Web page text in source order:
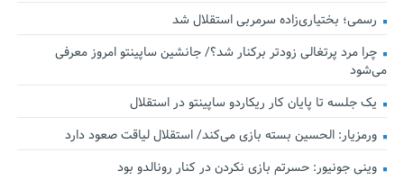
رسمی؛ بختیاری‌زاده سرمربی استقلال شد
چرا مرد پرتغالی زودتر برکنار شد؟/ جانشین ساپینتو امروز معرفی
می‌شود
یک جلسه تا پایان کار ریکاردو ساپینتو در استقلال
ورمزیار: الحسین بسته بازی می‌کند/ استقلال لیاقت صعود دارد
وینی جونیور: حسرتم بازی نکردن در کنار رونالدو بود